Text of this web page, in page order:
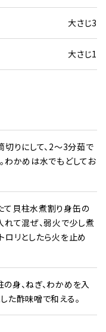
大さじ3
大さじ1
りにして、2～3分茹で
わかめは水でもどしてお
て貝柱水煮割り身缶の
れて混ぜ、弱火で少し煮
ロリとしたら火を止め
身、ねぎ、わかめを入
た酢味噌で和える。